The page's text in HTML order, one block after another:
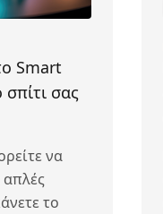
Smart
σας
να
το